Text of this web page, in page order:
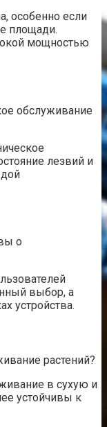
особенно если
площади.
мощностью
обслуживание
лезвий и
о
выбор, а
устройства.
растений?
в сухую и
устойчивы к